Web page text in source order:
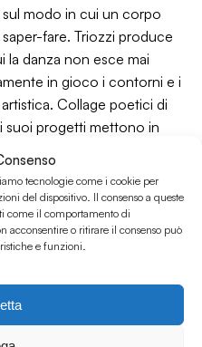
tecnologie come i cookie per
del dispositivo. Il consenso a queste
come il comportamento di
acconsentire o ritirare il consenso può
e funzioni.
modo in cui un corpo
fare. Triozzi produce
la danza non esce mai
in gioco i contorni e i
Collage poetici di
suoi progetti mettono in
e
del
la voce passando dalla
sonorità e un
riferimenti che spaziano
e video. Ha presentato
Corea e Giappone. A
la Danse di Rennes, ha